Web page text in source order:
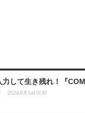
して生き残れ！『
2026.8.8 Sat 0:30